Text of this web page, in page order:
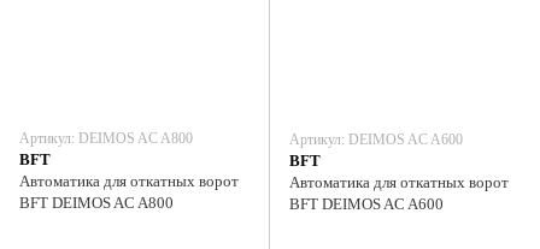
Артикул: DEIMOS AC A800
BFT
Автоматика для откатных ворот
BFT DEIMOS AC A800
Артикул: DEIMOS AC A600
BFT
Автоматика для откатных ворот
BFT DEIMOS AC A600